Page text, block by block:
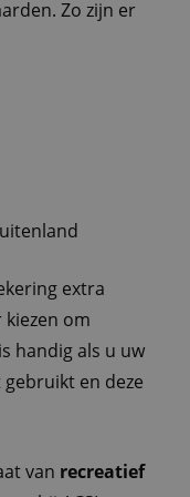
Zo zijn er
extra
om
handig als u uw
en deze
van recreatief